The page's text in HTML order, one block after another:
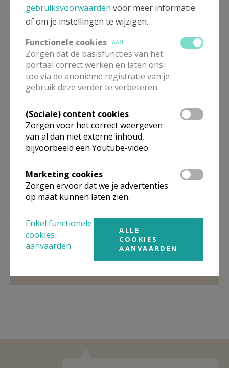
Niet gevonden wat je zocht? Hier vind je links naar de
gegevens van andere organisaties op het boven-,
onderliggende of gelijke niveau.
Behoort totPastorale eenheid Land van Galilea
Oudsbergen
gebruiksvoorwaarden voor meer informatie
of om je instellingen te wijzigen.
Functionele cookies
AAN
Zorgen dat de basisfuncties van het
portaal correct werken en laten ons
toe via de anonieme registratie van je
gebruik deze verder te verbeteren.
(Sociale) content cookies
Zorgen voor het correct weergeven
van al dan niet externe inhoud,
bijvoorbeeld een Youtube-video.
Marketing cookies
Zorgen ervoor dat we je advertenties
op maat kunnen laten zien.
Enkel functionele
cookies
aanvaarden
ALLE
COOKIES
AANVAARDEN